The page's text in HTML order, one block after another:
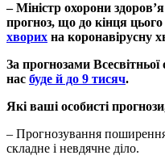
– Міністр охорони
прогноз, що до кінця
хворих на коронавірусну
За прогнозами Всесвітньої
нас буде й до 9 тисяч.
Які ваші особисті
– Прогнозування
складне і невдячне діло.